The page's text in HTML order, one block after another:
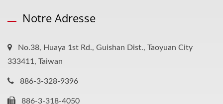
Notre Adresse
No.38, Huaya 1st Rd., Guishan Dist., Taoyuan City
333411, Taiwan
886-3-328-9396
886-3-318-4050